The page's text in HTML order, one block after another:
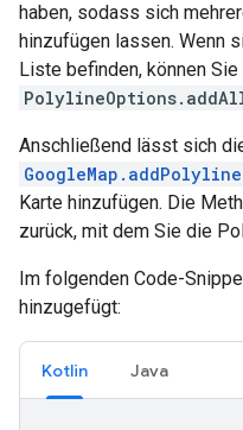
haben, sodass sich
hinzufügen lassen. Wenn
Liste befinden, können Sie
Anschließend lässt sich
Karte hinzufügen. Die
zurück, mit dem Sie die
Im folgenden Code-
hinzugefügt:
Kotlin Java